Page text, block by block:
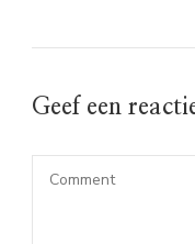
Geef een